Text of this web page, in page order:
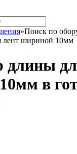
»Поиск по
лент шириной 10мм
длины
в